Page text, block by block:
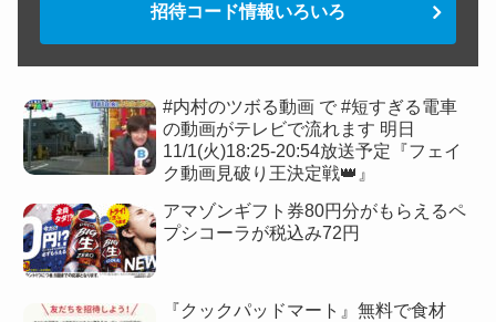
招待コード情報いろいろ
#内村のツボる動画 で #短すぎる電車
の動画がテレビで流れます 明日
11/1(火)18:25-20:54放送予定『フェイ
ク動画見破り王決定戦👑』
アマゾンギフト券80円分がもらえるペ
プシコーラが税込み72円
『クックパッドマート』無料で食材